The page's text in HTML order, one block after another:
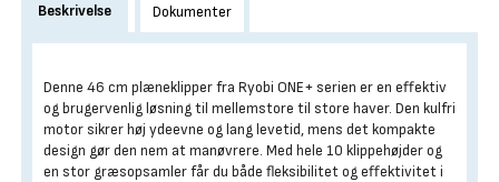
Beskrivelse Dokumenter
Denne 46 cm plæneklipper fra Ryobi ONE+ serien er en effektiv
og brugervenlig løsning til mellemstore til store haver. Den kulfri
motor sikrer høj ydeevne og lang levetid, mens det kompakte
design gør den nem at manøvrere. Med hele 10 klippehøjder og
en stor græsopsamler får du både fleksibilitet og effektivitet i